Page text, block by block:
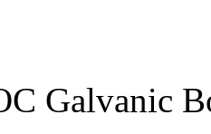
Galvanic